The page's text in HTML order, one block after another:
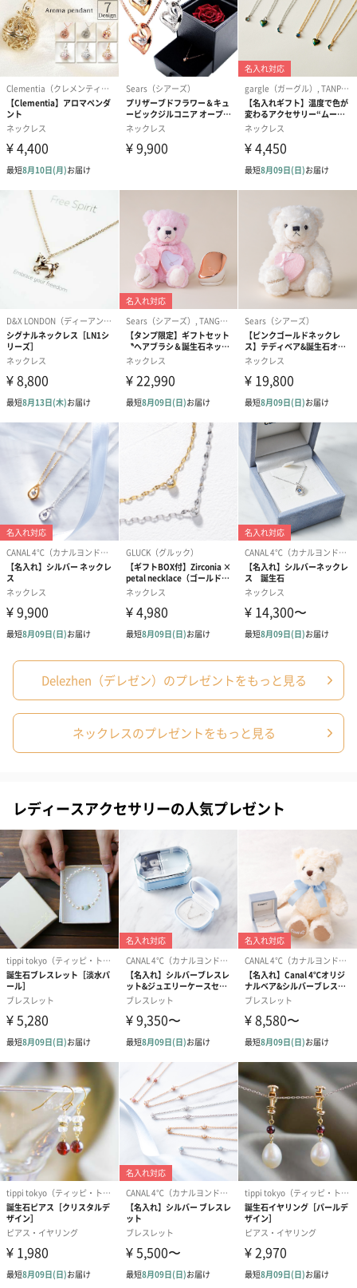
写真付きメッセージカ
ード（680円）
写真付きメッセージカ
ード（Thank you）ピ
ンク（680円）
【誕生日】
Birthday ホワ
刷なし）（
生花
生花のブーケを同梱します。
※9-15時にご注文いただく場合、最短のお届け可能日が通常より
も1日遅くなります。
シーズンブーケ（ひま
わり）（1,880円）
ブーケ（ホワイトグリ
ーン）（1,650円）
ブーケ（ピン
（1,650円）
ドライフラワー・プリザーブドフラワー
自然のお花で作ったドライフラワー・プリザーブドフラワーを同
梱します。
一部花材が写真と異なる場合がございます。予めご了承くださ
い。パッケージに入れてお届けします。
プリザーブドフラワー
ブーケ（ピンク）
（2,580円）
プリザーブドフラワー
ブーケ（ブルー）
（2,580円）
アミュレット
ク）（1,500円
ぬいぐるみ
フラワーテディベア
（2,390円）
テディベア（バニラ）
（1,760円）
テディベア（
ル）（1,760円
紅茶・コーヒー・スイーツ
紅茶・コーヒー・スイーツを同梱してお届けいたします。ギフト
への＋αにおすすめです。
アールグレイ（HAPPY
BIRTHDAY TO YOU）
（660円）
アールグレイティー
（660円）
フルーツティ
円）
Delezhen（デレゼン）のプレゼントをもっと見る
ネックレスのプレゼントをもっと見る
レディースアクセサリーの人気プレゼント